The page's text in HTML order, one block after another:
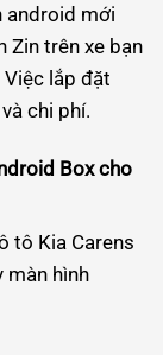
android mới
Zin trên xe bạn
lắp đặt
chi phí.
Box cho
tô Kia Carens
màn hình